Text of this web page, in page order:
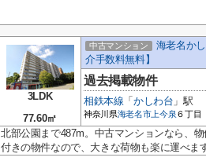
3LDK
77.60㎡
中古マンション
海老名か
介手数料無料】
過去掲載物件
相鉄本線 「かしわ台 」駅
神奈川県海老名市上今泉６丁目
北部公園まで487m。中古マンションなら、
付きの物件なので、大きな荷物も楽に運べま